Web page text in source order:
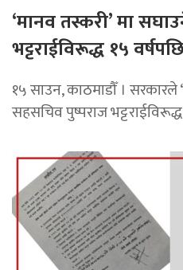
‘मानव तस्करी’ मा
भट्टराईविरूद्ध १५
१५ साउन, काठमाडौँ । सरकारले
सहसचिव पुष्पराज भट्टराईविरूद्ध